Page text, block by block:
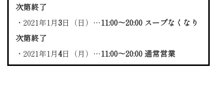
次第終了
・2021年1月3日（日）…11:00～20:00 スープなくなり
次第終了
・2021年1月4日（月）…11:00～20:00 通常営業